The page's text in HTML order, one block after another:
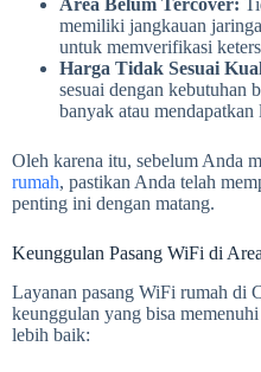
Area Belum Tercover:
memiliki jangkauan
untuk memverifikasi
Harga Tidak Sesuai
sesuai dengan kebutuhan
banyak atau
Oleh karena itu, sebelum Anda
rumah, pastikan Anda telah
penting ini dengan matang.
Keunggulan Pasang WiFi di
Layanan pasang WiFi rumah di
keunggulan yang bisa
lebih baik: